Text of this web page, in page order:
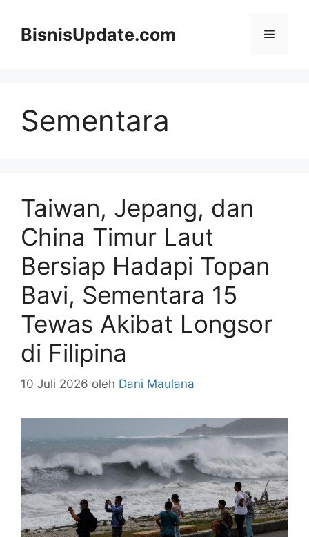
BisnisUpdate.com Menu
Sementara
Taiwan, Jepang, dan
China Timur Laut
Bersiap Hadapi Topan
Bavi, Sementara 15
Tewas Akibat Longsor
di Filipina
10 Juli 2026 oleh Dani Maulana